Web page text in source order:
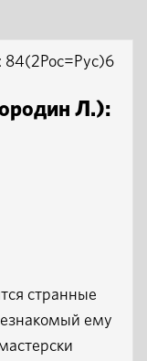
Л.):
84(2Рос=Рус)6
странные
ему